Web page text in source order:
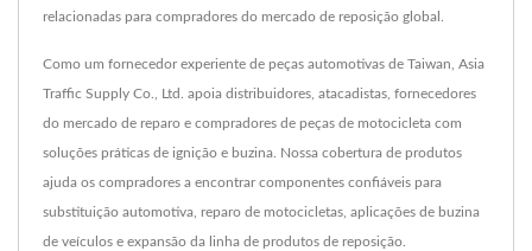
relacionadas para compradores do mercado de reposição global.
Como um fornecedor experiente de peças automotivas de Taiwan, Asia
Traffic Supply Co., Ltd. apoia distribuidores, atacadistas, fornecedores
do mercado de reparo e compradores de peças de motocicleta com
soluções práticas de ignição e buzina. Nossa cobertura de produtos
ajuda os compradores a encontrar componentes confiáveis para
substituição automotiva, reparo de motocicletas, aplicações de buzina
de veículos e expansão da linha de produtos de reposição.